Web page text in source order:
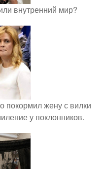
внутренний мир?
покормил жену с вилки
у поклонников.